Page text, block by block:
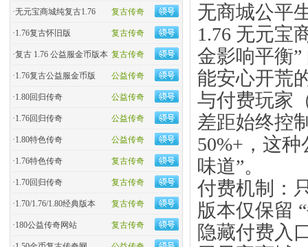
复古传奇
·无元宝商城纯复古1.76
复古传奇
·1.76复古怀旧版
复古传奇
·复古 1.76 公益服金币版本
公益传奇
·1.76复古公益服金币版
公益传奇
·1.80回归传奇
公益传奇
·1.76回归传奇
公益传奇
·1.80特色传奇
复古传奇
·1.76特色传奇
复古传奇
·1.70回归传奇
复古传奇
·1.70/1.76/1.80经典版本
复古传奇
·180公益传奇网站
无商城公平
1.76 无元宝
金影响平衡
能安心开荒
与付费玩家
差距始终控
50%+，这
味道”。
付费机制：
版本仅保留
隐藏付费入